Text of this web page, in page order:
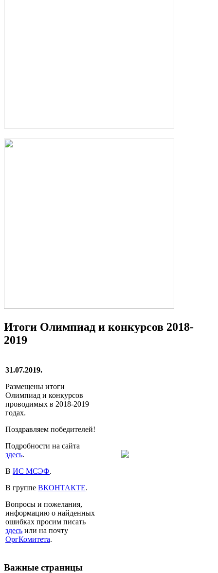
Итоги Олимпиад и конкурсов 2018-
2019
31.07.2019.
Размещены итоги
Олимпиад и конкурсов
проводимых в 2018-2019
годах.
Поздравляем победителей!
Подробности на сайта
здесь.
В ИС МСЭФ.
В группе ВКОНТАКТЕ.
Вопросы и пожелания,
информацию о найденных
ошибках просим писать
здесь или на почту
ОргКомитета.
Важные страницы